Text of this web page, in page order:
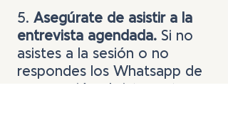
5. Asegúrate de asistir a la
entrevista agendada. Si no
asistes a la sesión o no
respondes los Whatsapp de
preparación el sistema te